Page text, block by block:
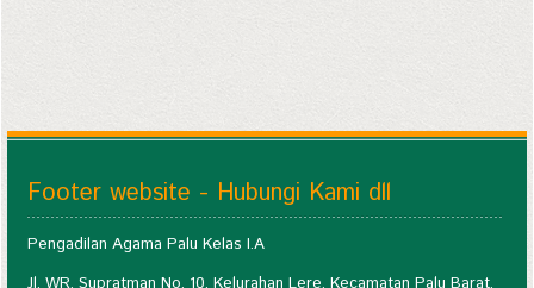
Footer website - Hubungi Kami dll
Pengadilan Agama Palu Kelas I.A